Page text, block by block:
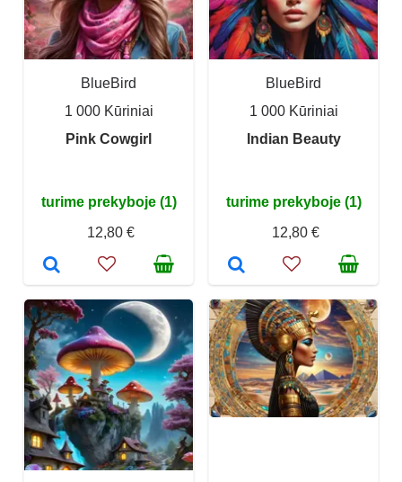
BlueBird
1 000 Kūriniai
Pink Cowgirl
turime prekyboje (1)
12,80 €
BlueBird
1 000 Kūriniai
Indian Beauty
turime prekyboje (1)
12,80 €